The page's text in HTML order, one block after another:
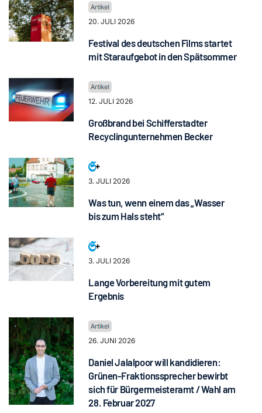
20. JULI 2026
Festival des deutschen Films startet
mit Staraufgebot in den Spätsommer
12. JULI 2026
Großbrand bei Schifferstadter
Recyclingunternehmen Becker
3. JULI 2026
Was tun, wenn einem das „Wasser
bis zum Hals steht“
3. JULI 2026
Lange Vorbereitung mit gutem
Ergebnis
26. JUNI 2026
Daniel Jalalpoor will kandidieren:
Grünen-Fraktionssprecher bewirbt
sich für Bürgermeisteramt / Wahl am
28. Februar 2027